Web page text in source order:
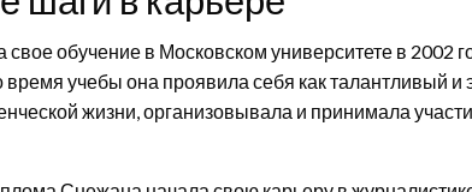
свое обучение в Московском университете в 2002
время учебы она проявила себя как талантливый и
жизни, организовывала и принимала